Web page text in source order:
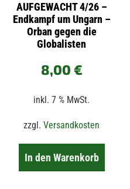
AUFGEWACHT 4/26 –
Endkampf um Ungarn –
Orban gegen die
Globalisten
8,00 €
inkl. 7 % MwSt.
zzgl. Versandkosten
In den Warenkorb